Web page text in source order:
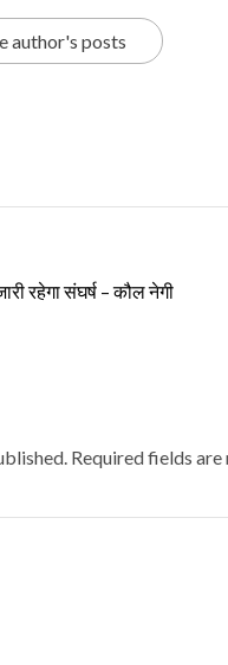
author's posts
रहेगा संघर्ष – कौल नेगी
Required fields